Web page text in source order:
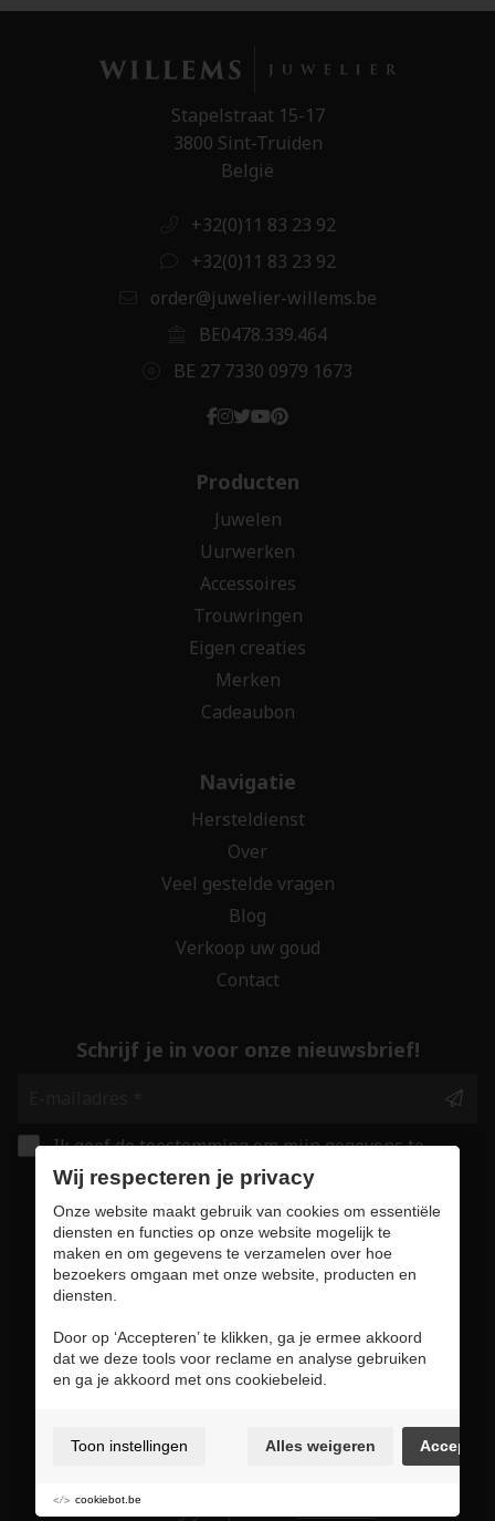
Stapelstraat 15-17
3800 Sint-Truiden
België
+32(0)11 83 23 92
+32(0)11 83 23 92
order@juwelier-willems.be
BE0478.339.464
BE 27 7330 0979 1673
Producten
Juwelen
Uurwerken
Accessoires
Trouwringen
Eigen creaties
Merken
Cadeaubon
Navigatie
Hersteldienst
Over
Veel gestelde vragen
Blog
Verkoop uw goud
Contact
Schrijf je in voor onze nieuwsbrief!
Ik geef de toestemming om mijn gegevens te
bewaren en verwerken zoals aangegeven in
onze
privacy statement. *
Veilig online winkelen
Gebruiksvoorwaarden & privacybeleid
Sitemap
Met zorg geslepen door
Wij respecteren je privacy
Onze website maakt gebruik van cookies om essentiële
diensten en functies op onze website mogelijk te
maken en om gegevens te verzamelen over hoe
bezoekers omgaan met onze website, producten en
diensten.
Door op ‘Accepteren’ te klikken, ga je ermee akkoord
dat we deze tools voor reclame en analyse gebruiken
en ga je akkoord met ons cookiebeleid.
Toon instellingen Alles weigeren
cookiebot.be